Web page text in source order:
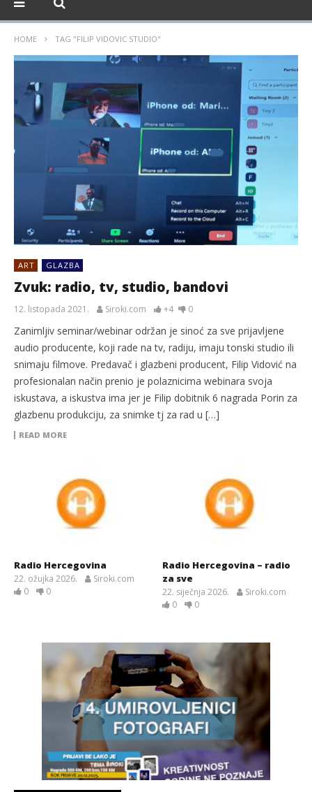
HOME TAG "FILIP VIDOVIC STUDIO"
ART GLAZBA
Zvuk: radio, tv, studio, bandovi
12. listopada 2021. Siroki.com +4 0
Zanimljiv seminar/webinar održan je sinoć za sve prijavljene
audio producente, koji rade na tv, radiju, imaju tonski studio ili
snimaju filmove. Predavač i glazbeni producent, Filip Vidović na
profesionalan način prenio je polaznicima webinara svoja
iskustava, a iskustva ima jer je Filip dobitnik 6 nagrada Porin za
glazbenu produkciju, za snimke tj za rad u […]
READ MORE
Radio Hercegovina
22. ožujka 2026.
Siroki.com
0
0
Radio Hercegovina – radio
za sve
22. siječnja 2026.
Siroki.com
0
0